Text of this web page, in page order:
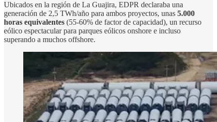
Ubicados en la región de La Guajira, EDPR declaraba una
generación de 2,5 TWh/año para ambos proyectos, unas 5.000
horas equivalentes (55-60% de factor de capacidad), un recurso
eólico espectacular para parques eólicos onshore e incluso
superando a muchos offshore.